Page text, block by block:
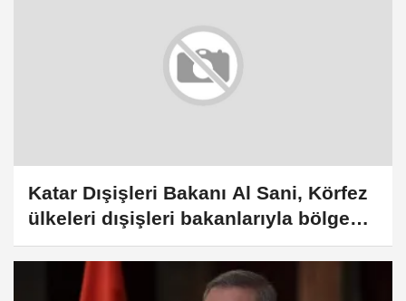
Katar Dışişleri Bakanı Al Sani, Körfez
ülkeleri dışişleri bakanlarıyla bölgesel
gelişmeleri görüştü